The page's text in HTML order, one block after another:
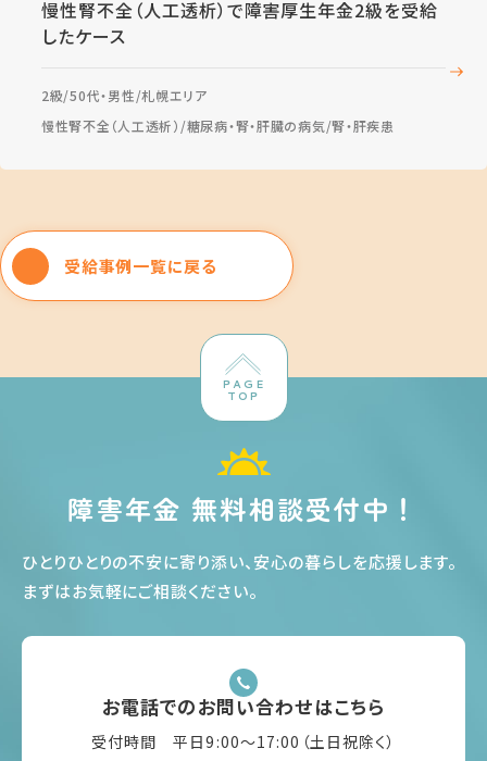
慢性腎不全（人工透析）で障害厚生年金2級を受給
したケース
2級 50代・男性 札幌エリア
慢性腎不全（人工透析） 糖尿病・腎・肝臓の病気 腎・肝疾患
受給事例一覧に戻る
PAGE
TOP
障害年金 無料相談受付中！
ひとりひとりの不安に寄り添い、安心の暮らしを応援します。
まずはお気軽にご相談ください。
お電話でのお問い合わせはこちら
受付時間 平日9:00〜17:00（土日祝除く）